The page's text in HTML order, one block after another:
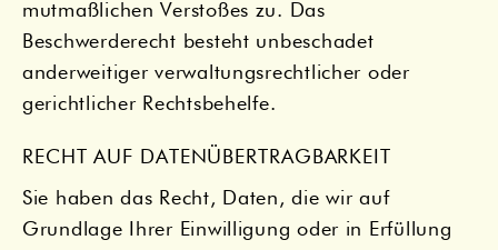
mutmaßlichen Verstoßes zu. Das
Beschwerderecht besteht unbeschadet
anderweitiger verwaltungsrechtlicher oder
gerichtlicher Rechtsbehelfe.
RECHT AUF DATEN­ÜBERTRAG­BARKEIT
Sie haben das Recht, Daten, die wir auf
Grundlage Ihrer Einwilligung oder in Erfüllung